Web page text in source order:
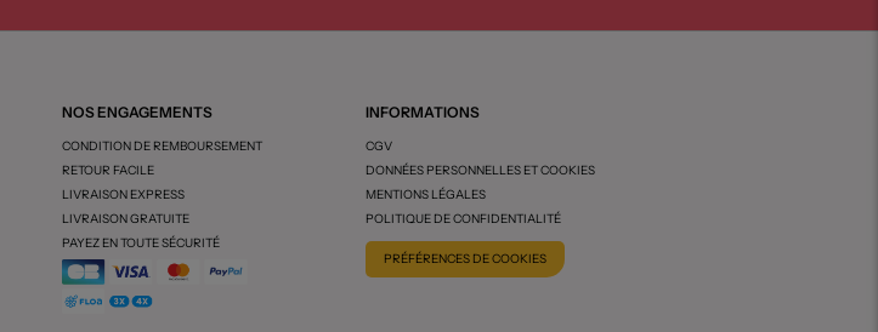
NOS ENGAGEMENTS
CONDITION DE REMBOURSEMENT
RETOUR FACILE
LIVRAISON EXPRESS
LIVRAISON GRATUITE
PAYEZ EN TOUTE SÉCURITÉ
INFORMATIONS
CGV
DONNÉES PERSONNELLES ET COOKIES
MENTIONS LÉGALES
POLITIQUE DE CONFIDENTIALITÉ
PRÉFÉRENCES DE COOKIES